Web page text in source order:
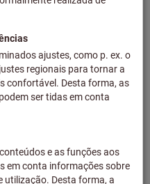
7,86 €
IVA à taxa atualPreços mais
custos de entrega